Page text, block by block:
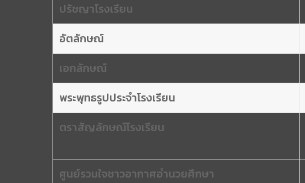
ปรัชญาโรงเรียน
อัตลักษณ์
เอกลักษณ์
พระพุทธรูปประจำโรงเรียน
ตราสัญลักษณ์โรงเรียน
ศูนย์รวมใจชาวอากาศอำนวยศึกษา